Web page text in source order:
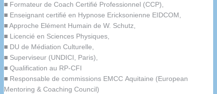
■ Formateur de Coach Certifié Professionnel (CCP),
■ Enseignant certifié en Hypnose Ericksonienne EIDCOM,
■ Approche Elément Humain de W. Schutz,
■ Licencié en Sciences Physiques,
■ DU de Médiation Culturelle,
■ Superviseur (UNDICI, Paris),
■ Qualification au RP-CFI
■ Responsable de commissions EMCC Aquitaine (European
Mentoring & Coaching Council)